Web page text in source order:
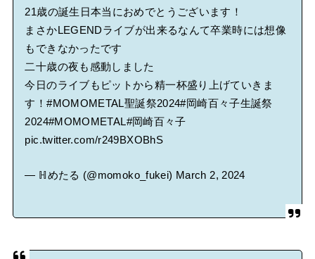
21歳の誕生日本当におめでとうございます！
まさかLEGENDライブが出来るなんて卒業時には想像
もできなかったです
二十歳の夜も感動しました
今日のライブもピットから精一杯盛り上げていきま
す！#MOMOMETAL聖誕祭2024#岡崎百々子生誕祭
2024#MOMOMETAL#岡崎百々子
pic.twitter.com/r249BXOBhS
— ℍめたる (@momoko_fukei) March 2, 2024